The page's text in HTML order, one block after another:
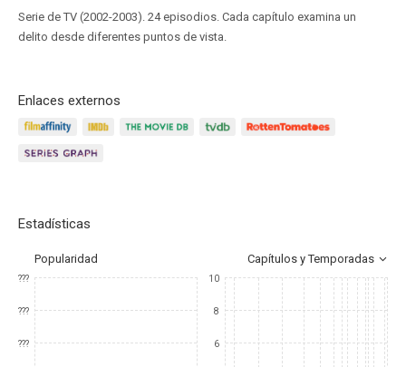
Serie de TV (2002-2003). 24 episodios. Cada capítulo examina un
delito desde diferentes puntos de vista.
Enlaces externos
Estadísticas
Popularidad Capítulos y Temporadas
???
???
???
10
8
6